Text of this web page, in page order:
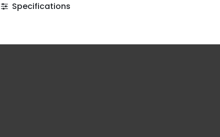
Specifications